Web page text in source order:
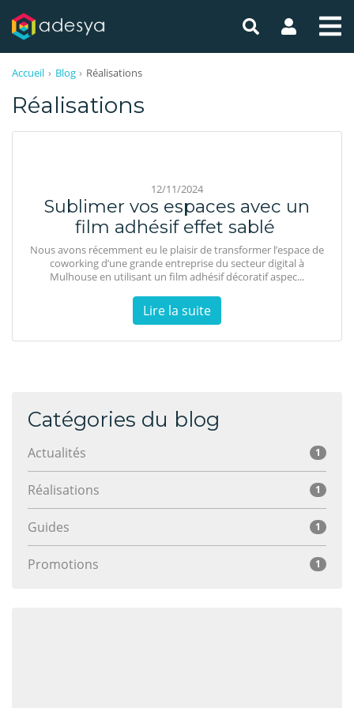
Accueil Blog Réalisations
Réalisations
12/11/2024
Sublimer vos espaces avec un
film adhésif effet sablé
Nous avons récemment eu le plaisir de transformer l’espace de
coworking d’une grande entreprise du secteur digital à
Mulhouse en utilisant un film adhésif décoratif aspec...
Lire la suite
Catégories du blog
Actualités 1
Réalisations 1
Guides 1
Promotions 1